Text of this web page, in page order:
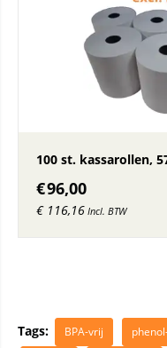
100 st. kassarollen,
€96,00
€ 116,16 Incl. BTW
Tags: BPA-vrij